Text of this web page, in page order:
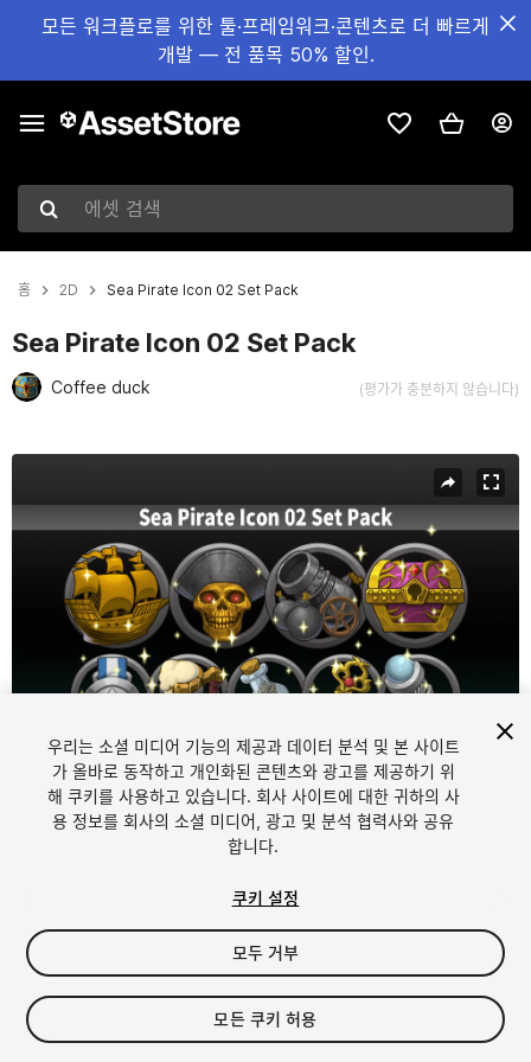
모든 워크플로를 위한 툴·프레임워크·콘텐츠로 더 빠르게
개발 — 전 품목 50% 할인.
에셋 검색
홈 2D Sea Pirate Icon 02 Set Pack
Sea Pirate Icon 02 Set Pack
Coffee duck (평가가 충분하지 않습니다)
1/4
$17
세금/부가세는 결제 시 반영됩니다.
우리는 소셜 미디어 기능의 제공과 데이터 분석 및 본 사이트
가 올바로 동작하고 개인화된 콘텐츠와 광고를 제공하기 위
해 쿠키를 사용하고 있습니다. 회사 사이트에 대한 귀하의 사
용 정보를 회사의 소셜 미디어, 광고 및 분석 협력사와 공유
합니다.
쿠키 설정
모두 거부
모든 쿠키 허용